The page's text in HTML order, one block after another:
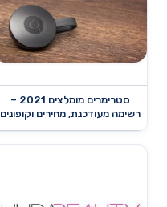
סטרימרים מומלצים 2021 –
רשימה מעודכנת, מחירים וקופונים